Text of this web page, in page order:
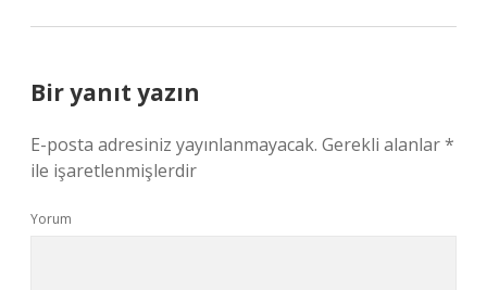
Bir yanıt yazın
E-posta adresiniz yayınlanmayacak. Gerekli alanlar*
ile işaretlenmişlerdir
Yorum